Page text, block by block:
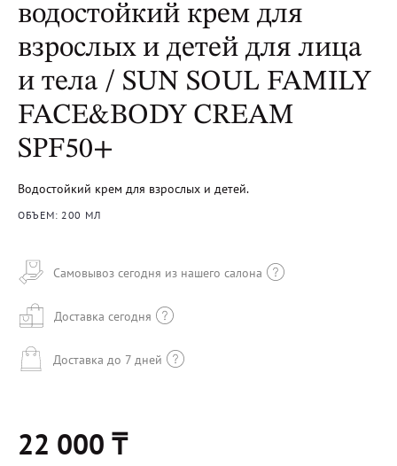
водостойкий крем для
взрослых и детей для лица
и тела / SUN SOUL FAMILY
FACE&BODY CREAM
SPF50+
Водостойкий крем для взрослых и детей.
ОБЪЕМ: 200 МЛ
Самовывоз сегодня из нашего салона
Доставка сегодня
Доставка до 7 дней
22 000 ₸